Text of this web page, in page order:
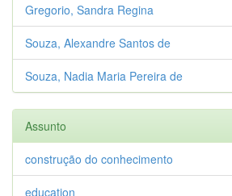
Gregorio, Sandra Regina
Souza, Alexandre Santos de
Souza, Nadia Maria Pereira de
Assunto
construção do conhecimento
education